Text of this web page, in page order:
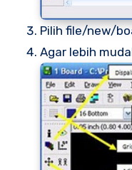
Pilih file/new/
Agar lebih